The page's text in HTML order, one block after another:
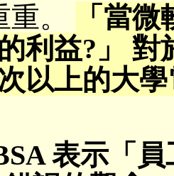
。
「當
利益?」 對
以上的大
表示「